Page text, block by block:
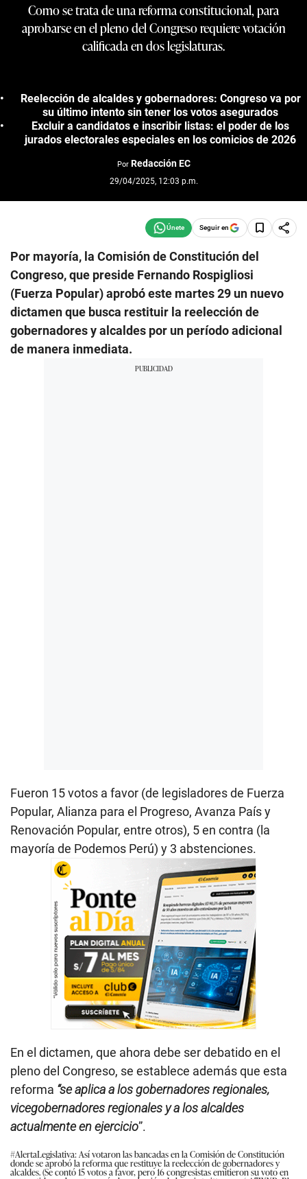
Como se trata de una reforma constitucional, para
aprobarse en el pleno del Congreso requiere votación
calificada en dos legislaturas.
Reelección de alcaldes y gobernadores: Congreso va por
su último intento sin tener los votos asegurados
Excluir a candidatos e inscribir listas: el poder de los
jurados electorales especiales en los comicios de 2026
Por Redacción EC
29/04/2025, 12:03 p.m.
Seguir en
Por mayoría, la Comisión de Constitución del
Congreso, que preside Fernando Rospigliosi
(Fuerza Popular) aprobó este martes 29 un nuevo
dictamen que busca restituir la reelección de
gobernadores y alcaldes por un período adicional
de manera inmediata.
Fueron 15 votos a favor (de legisladores de Fuerza
Popular, Alianza para el Progreso, Avanza País y
Renovación Popular, entre otros), 5 en contra (la
mayoría de Podemos Perú) y 3 abstenciones.
En el dictamen, que ahora debe ser debatido en el
pleno del Congreso, se establece además que esta
reforma “se aplica a los gobernadores regionales,
vicegobernadores regionales y a los alcaldes
actualmente en ejercicio”.
#AlertaLegislativa: Así votaron las bancadas en la Comisión de Constitución
donde se aprobó la reforma que restituye la reelección de gobernadores y
alcaldes. (Se contó 15 votos a favor, pero 16 congresistas emitieron su voto en